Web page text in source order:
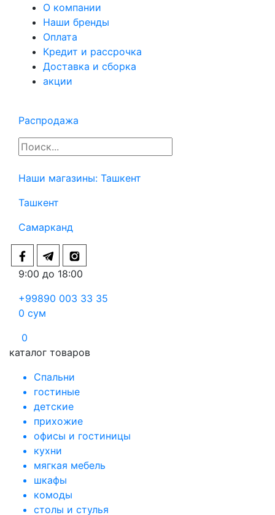
О компании
Наши бренды
Оплата
Кредит и рассрочка
Доставка и сборка
акции
Распродажа
Наши магазины: Ташкент
Ташкент
Самарканд
9:00 до 18:00
+99890 003 33 35
0 сум
0
каталог товаров
Спальни
гостиные
детские
прихожие
офисы и гостиницы
кухни
мягкая мебель
шкафы
комоды
столы и стулья